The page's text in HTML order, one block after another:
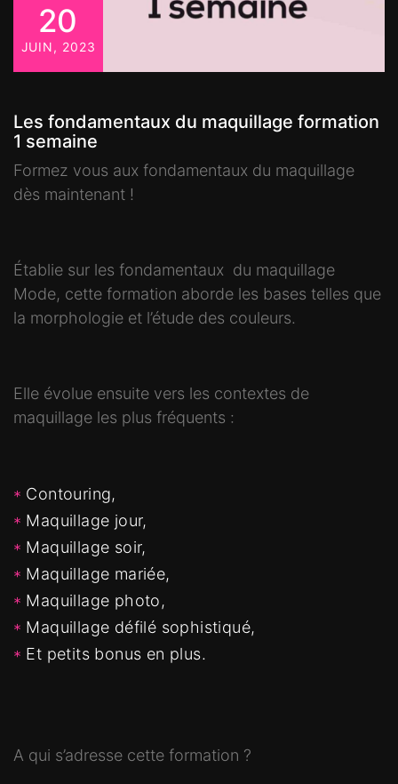
20
JUIN, 2023
Les fondamentaux du maquillage formation
1 semaine
Formez vous aux fondamentaux du maquillage
dès maintenant !
Établie sur les fondamentaux du maquillage
Mode, cette formation aborde les bases telles que
la morphologie et l’étude des couleurs.
Elle évolue ensuite vers les contextes de
maquillage les plus fréquents :
Contouring,
Maquillage jour,
Maquillage soir,
Maquillage mariée,
Maquillage photo,
Maquillage défilé sophistiqué,
Et petits bonus en plus.
A qui s’adresse cette formation ?